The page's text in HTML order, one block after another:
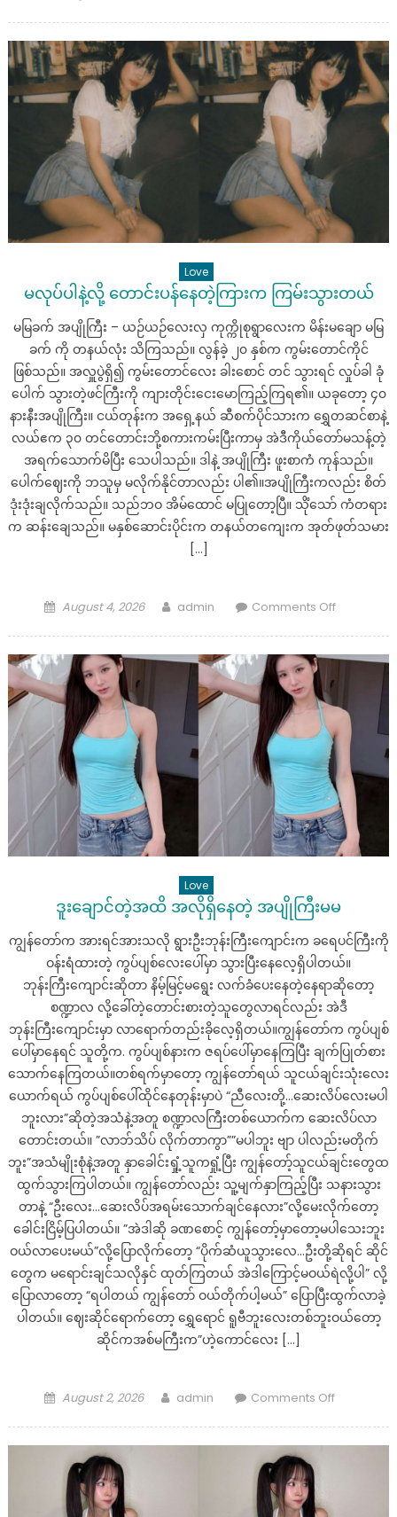
ရဲ့
မိ
မွေး
နေ
တာ
Love
မလုပ်ပါနဲ့လို့ တောင်းပန်နေတဲ့ကြားက ကြမ်းသွားတယ်
မမြခက် အပျိုကြီး – ယဉ်ယဉ်လေးလှ ကုက္ကိုစုရွာလေးက မိန်းမချော မမြ
ခက် ကို တနယ်လုံး သိကြသည်။ လွန်ခဲ့ ၂၀ နှစ်က ကွမ်းတောင်ကိုင်
ဖြစ်သည်။ အလှူပွဲရှိ၍ ကွမ်းတောင်လေး ခါးစောင် တင် သွားရင် လှုပ်ခါ ခုံ
ပေါက် သွားတဲ့ဖင်ကြီးကို ကျားတိုင်းငေးမောကြည့်ကြရ၏။ ယခုတော့ ၄၀
နားနီးအပျိုကြီး။ ငယ်တုန်းက အရှေ့နယ် ဆီစက်ပိုင်သားက ရွှေတဆင်စာနဲ့
လယ်ဧက ၃၀ တင်တောင်းဘို့စကားကမ်းပြီးကာမှ အဲဒီကိုယ်တော်မသန့်တဲ့
အရက်သောက်မိပြီး သေပါသည်။ ဒါနဲ့ အပျိုကြီး ဖူးစာကံ ကုန်သည်။
ပေါက်ဈေးကို ဘသူမှ မလိုက်နိုင်တာလည်း ပါ၏။အပျိုကြီးကလည်း စိတ်
ဒုံးဒုံးချလိုက်သည်။ သည်ဘဝ အိမ်ထောင် မပြုတော့ပြီ။ သိုံသော် ကံတရား
က ဆန်းချေသည်။ မနှစ်ဆောင်းပိုင်းက တနယ်တကျေးက အုတ်ဖုတ်သမား
[…]
Posted
August 4, 2026 Author
admin Comments Offon
လို့
တောင်းပန်
နေ
ကြား
က
ကြမ်း
သွား
Love
ဒူးချောင်တဲ့အထိ အလိုရှိနေတဲ့ အပျိုကြီးမမ
ကျွန်တော်က အားရင်အားသလို ရွားဦးဘုန်းကြီးကျောင်းက ခရေပင်ကြီးကို
ဝန်းရံထားတဲ့ ကွပ်ပျစ်လေးပေါ်မှာ သွားပြီးနေလေ့ရှိပါတယ်။
ဘုန်းကြီးကျောင်းဆိုတာ နိမ့်မြင့်မရွေး လက်ခံပေးနေတဲ့နေရာဆိုတော့
စဏ္ဍာလ လို့ခေါ်တဲ့တောင်းစားတဲ့သူတွေလာရင်လည်း အဲဒီ
ဘုန်းကြီးကျောင်းမှာ လာရောက်တည်းခိုလေ့ရှိတယ်။ကျွန်တော်က ကွပ်ပျစ်
ပေါ်မှာနေရင် သူတို့က. ကွပ်ပျစ်နားက ဇရပ်ပေါ်မှာနေကြပြီး ချက်ပြုတ်စား
သောက်နေကြတယ်။တစ်ရက်မှာတော့ ကျွန်တော်ရယ် သူငယ်ချင်းသုံးလေး
ယောက်ရယ် ကွပ်ပျစ်ပေါ်ထိုင်နေတုန်းမှာပဲ “ညီလေးတို့…ဆေးလိပ်လေးမပါ
ဘူးလား”ဆိုတဲ့အသံနဲ့အတူ စဏ္ဍာလကြီးတစ်ယောက်က ဆေးလိပ်လာ
တောင်းတယ်။ ”လာဘ်သိပ် လိုက်တာကွာ””မပါဘူး ဗျာ ပါလည်းမတိုက်
ဘူး”အသံမျိုးစုံနဲ့အတူ နှာခေါင်းရှုံ့သူကရှုံ့ပြီး ကျွန်တော့်သူငယ်ချင်းတွေထ
ထွက်သွားကြပါတယ်။ ကျွန်တော်လည်း သူ့မျက်နှာကြည့်ပြီး သနားသွား
တာနဲ့ “ဦးလေး…ဆေးလိပ်အရမ်းသောက်ချင်နေလား”လို့မေးလိုက်တော့
ခေါင်းငြိမ့်ပြပါတယ်။ ”အဲဒါဆို ခဏစောင့် ကျွန်တော့်မှာတော့မပါသေးဘူး
ဝယ်လာပေးမယ်”လို့ပြောလိုက်တော့ “ပိုက်ဆံယူသွားလေ…ဦးတို့ဆိုရင် ဆိုင်
တွေက မရောင်းချင်သလိုနှင် ထုတ်ကြတယ် အဲဒါကြောင့်မဝယ်ရဲလို့ပါ” လို့
ပြောလာတော့ “ရပါတယ် ကျွန်တော် ဝယ်တိုက်ပါ့မယ်” ပြောပြီးထွက်လာခဲ့
ပါတယ်။ ဈေးဆိုင်ရောက်တော့ ရွှေရောင် ရူဗီဘူးလေးတစ်ဘူးဝယ်တော့
ဆိုင်ကအစ်မကြီးက”ဟဲ့ကောင်လေး […]
Posted
August 2, 2026 Author
admin Comments Offon